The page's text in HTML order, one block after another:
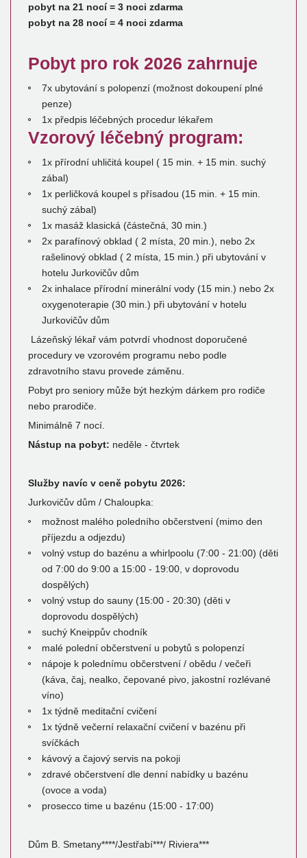
pobyt na 21 nocí = 3 noci zdarma
pobyt na 28 nocí = 4 noci zdarma
Pobyt pro rok 2026 zahrnuje
7x ubytování s polopenzí (možnost dokoupení plné
penze)
1x předpis léčebných procedur lékařem
Vzorový léčebný program:
1x přírodní uhličitá koupel ( 15 min. + 15 min. suchý
zábal)
1x perličková koupel s přísadou (15 min. + 15 min.
suchý zábal)
1x masáž klasická (částečná, 30 min.)
2x parafínový obklad ( 2 místa, 20 min.), nebo 2x
rašelinový obklad ( 2 místa, 15 min.) při ubytování v
hotelu Jurkovičův dům
2x inhalace přírodní minerální vody (15 min.) nebo 2x
oxygenoterapie (30 min.) při ubytování v hotelu
Jurkovičův dům
Lázeňský lékař vám potvrdí vhodnost doporučené
procedury ve vzorovém programu nebo podle
zdravotního stavu provede záměnu.
Pobyt pro seniory může být hezkým dárkem pro rodiče
nebo prarodiče.
Minimálně 7 nocí.
Nástup na pobyt: neděle - čtvrtek
Služby navíc v ceně pobytu 2026:
Jurkovičův dům / Chaloupka:
možnost malého poledního občerstvení (mimo den
příjezdu a odjezdu)
volný vstup do bazénu a whirlpoolu (7:00 - 21:00) (děti
od 7:00 do 9:00 a 15:00 - 19:00, v doprovodu
dospělých)
volný vstup do sauny (15:00 - 20:30) (děti v
doprovodu dospělých)
suchý Kneippův chodník
malé polední občerstvení u pobytů s polopenzí
nápoje k polednímu občerstvení / obědu / večeři
(káva, čaj, nealko, čepované pivo, jakostní rozlévané
víno)
1x týdně meditační cvičení
1x týdně večerní relaxační cvičení v bazénu při
svíčkách
kávový a čajový servis na pokoji
zdravé občerstvení dle denní nabídky u bazénu
(ovoce a voda)
prosecco time u bazénu (15:00 - 17:00)
Dům B. Smetany****/Jestřabí***/ Riviera***